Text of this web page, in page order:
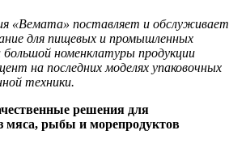
«Вемата» поставляет и обслуживает
для пищевых и промышленных
номенклатуры продукции
на последних моделях упаковочных
техники.
решения для
мяса, рыбы и морепродуктов